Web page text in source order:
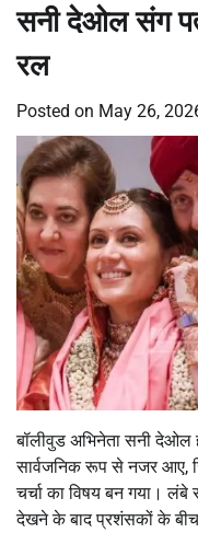
सनी देओल संग
रल
Posted on May 26,
बॉलीवुड अभिनेता सनी देओल
सार्वजनिक रूप से नजर आए,
चर्चा का विषय बन गया।
देखने के बाद प्रशंसकों के